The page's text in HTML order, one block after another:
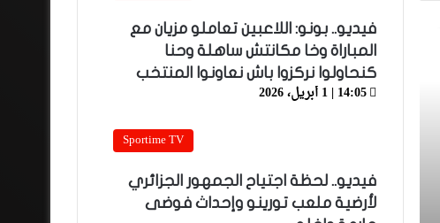
فيديو.. بونو: اللاعبين تعاملو مزيان مع
المباراة وخا مكانتش ساهلة وحنا
كنحاولوا نركزوا باش نعاونوا المنتخب
14:05 | 1 أبريل، 2026
Sportime TV
فيديو.. لحظة اجتياح الجمهور الجزائري
لأرضية ملعب تورينو وإحداث فوضى